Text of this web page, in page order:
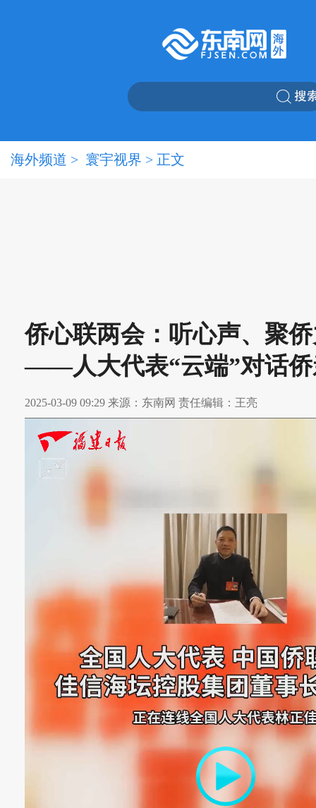
海外频道 > 寰宇视界 > 正文
侨心联两会：听心声、聚
——人大代表“云端”对话
2025-03-09 09:29 来源：东南网 责任编辑：王亮